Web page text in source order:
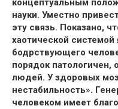
концептуальным
науки. Уместно
эту связь. Показано,
хаотической системой
бодрствующего
порядок патологичен,
людей. У здоровых
нестабильность».
человеком имеет